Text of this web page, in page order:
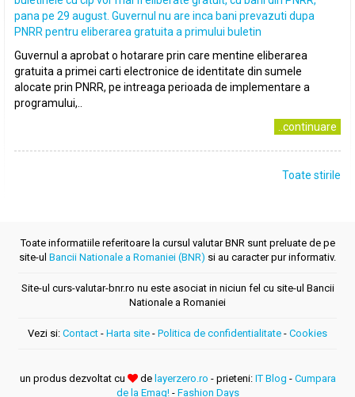
pana pe 29 august. Guvernul nu are inca bani prevazuti dupa
PNRR pentru eliberarea gratuita a primului buletin
Guvernul a aprobat o hotarare prin care mentine eliberarea
gratuita a primei carti electronice de identitate din sumele
alocate prin PNRR, pe intreaga perioada de implementare a
programului,..
..continuare
Toate stirile
Toate informatiile referitoare la cursul valutar BNR sunt preluate de pe
site-ul Bancii Nationale a Romaniei (BNR) si au caracter pur informativ.
Site-ul curs-valutar-bnr.ro nu este asociat in niciun fel cu site-ul Bancii
Nationale a Romaniei
Vezi si: Contact - Harta site - Politica de confidentialitate - Cookies
un produs dezvoltat cu de layerzero.ro - prieteni: IT Blog - Cumpara
de la Emag!- Fashion Days